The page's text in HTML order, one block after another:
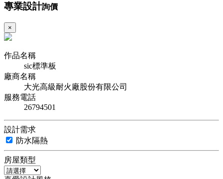
專業設計詢價
×
作品名稱
sic標準板
廠商名稱
大光高級耐火廠股份有限公司
服務電話
26794501
設計需求
防水隔熱
房屋類型